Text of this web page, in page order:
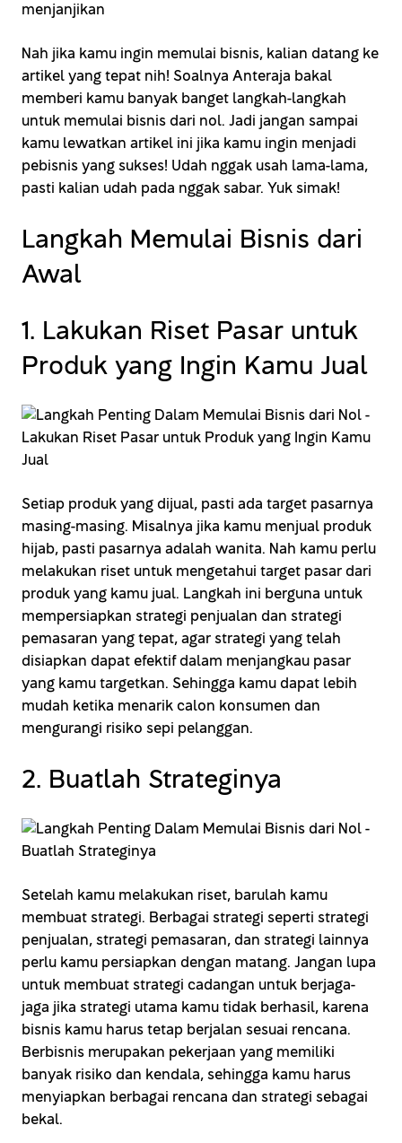
menjanjikan
Nah jika kamu ingin memulai bisnis, kalian datang ke
artikel yang tepat nih! Soalnya Anteraja bakal
memberi kamu banyak banget langkah-langkah
untuk memulai bisnis dari nol. Jadi jangan sampai
kamu lewatkan artikel ini jika kamu ingin menjadi
pebisnis yang sukses! Udah nggak usah lama-lama,
pasti kalian udah pada nggak sabar. Yuk simak!
Langkah Memulai Bisnis dari
Awal
1. Lakukan Riset Pasar untuk
Produk yang Ingin Kamu Jual
Setiap produk yang dijual, pasti ada target pasarnya
masing-masing. Misalnya jika kamu menjual produk
hijab, pasti pasarnya adalah wanita. Nah kamu perlu
melakukan riset untuk mengetahui target pasar dari
produk yang kamu jual. Langkah ini berguna untuk
mempersiapkan strategi penjualan dan strategi
pemasaran yang tepat, agar strategi yang telah
disiapkan dapat efektif dalam menjangkau pasar
yang kamu targetkan. Sehingga kamu dapat lebih
mudah ketika menarik calon konsumen dan
mengurangi risiko sepi pelanggan.
2. Buatlah Strateginya
Setelah kamu melakukan riset, barulah kamu
membuat strategi. Berbagai strategi seperti strategi
penjualan, strategi pemasaran, dan strategi lainnya
perlu kamu persiapkan dengan matang. Jangan lupa
untuk membuat strategi cadangan untuk berjaga-
jaga jika strategi utama kamu tidak berhasil, karena
bisnis kamu harus tetap berjalan sesuai rencana.
Berbisnis merupakan pekerjaan yang memiliki
banyak risiko dan kendala, sehingga kamu harus
menyiapkan berbagai rencana dan strategi sebagai
bekal.